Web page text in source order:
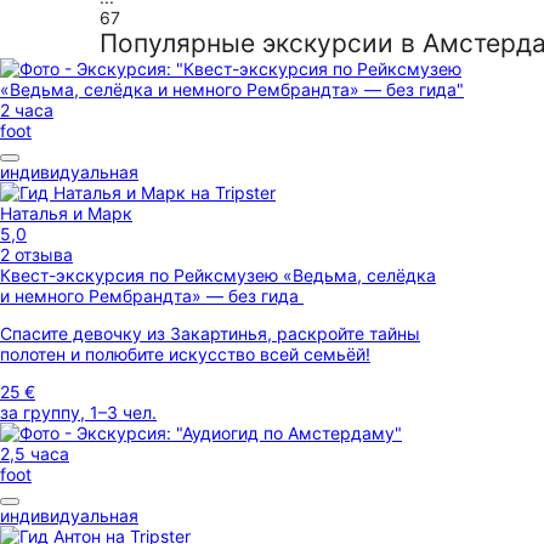
67
Популярные экскурсии в
2 часа
foot
индивидуальная
Наталья и Марк
5,0
2 отзыва
Квест-экскурсия по Рейксмузею «Ведьма, селёдка
и немного Рембрандта» — без гида
Спасите девочку из Закартинья, раскройте тайны
полотен и полюбите искусство всей семьёй!
25 €
за группу, 1–3 чел.
2,5 часа
foot
индивидуальная